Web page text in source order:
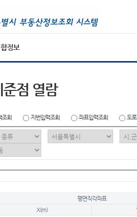
정보
점 열람
조회 지번입력조회 좌표입력조회 도
평면직각좌표
X(m)